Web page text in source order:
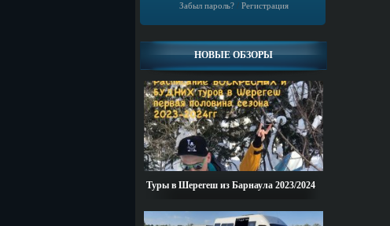
Забыл пароль?/ Регистрация
НОВЫЕ ОБЗОРЫ
Туры в Шерегеш из Барнаула 2023/2024